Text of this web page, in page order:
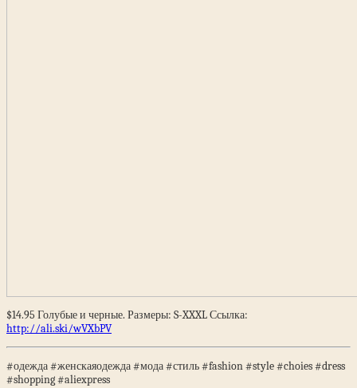
$14.95 Голубые и черные. Размеры: S-XXXL Ссылка:
http://ali.ski/wVXbPV
#одежда #женскаяодежда #мода #стиль #fashion #style #choies #dress
#shopping #aliexpress